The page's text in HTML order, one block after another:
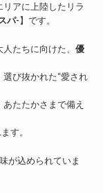
アに上陸したリラ
パ-】です。
人たちに向けた、優
び抜かれた“愛され
たたかさまで備え
す。
が込められていま